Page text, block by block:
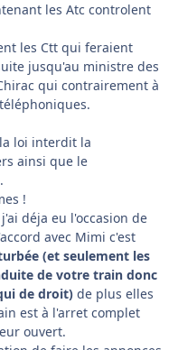
les Atc controlent
les Ctt qui feraient
jusqu'au ministre des
qui contrairement à
loi interdit la
ainsi que le
!
déja eu l'occasion de
avec Mimi c'est
(et seulement les
de votre train donc
de droit) de plus elles
est à l'arret complet
ouvert.